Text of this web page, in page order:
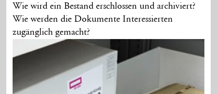
Wie wird ein Bestand erschlossen und archiviert?
Wie werden die Dokumente Interessierten
zugänglich gemacht?